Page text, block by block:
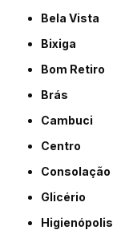
Bela Vista
Bixiga
Bom Retiro
Brás
Cambuci
Centro
Consolação
Glicério
Higienópolis